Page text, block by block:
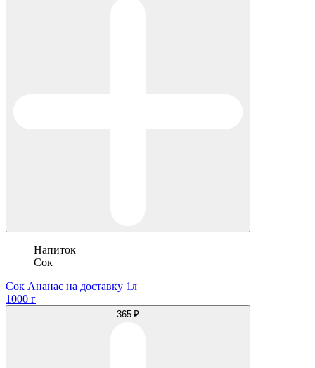
Напиток
Сок
Сок Ананас на доставку 1л
1000 г
365 ₽